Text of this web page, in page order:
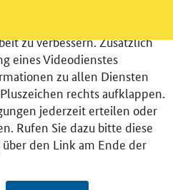
Wirtschaft und Energie
Datenschutz
zu verbessern. Zusätzlich
eines Videodienstes
zu allen Diensten
rechts aufklappen.
jederzeit erteilen oder
Rufen Sie dazu bitte diese
den Link am Ende der